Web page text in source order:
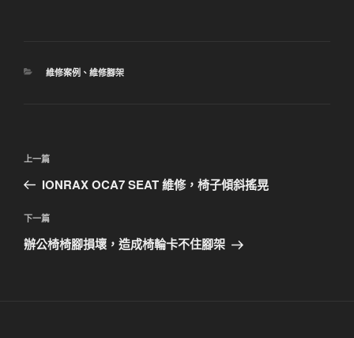
分
維修案例 、 維修腳架
文
導
覽
上
一
文
章
上一篇
IONRAX OCA7 SEAT 維修，椅子傾斜搖晃
下
一
下一篇
辦公椅椅腳損壞，造成椅輪卡不住腳架